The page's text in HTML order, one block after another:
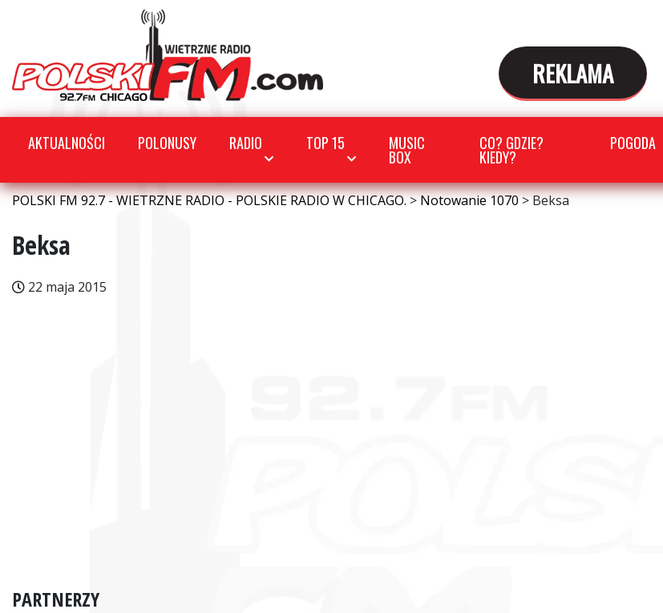
REKLAMA
AKTUALNOŚCI POLONUSY RADIO TOP 15 MUSIC
BOX
CO? GDZIE?
KIEDY?
POGODA
POLSKI FM 92.7 - WIETRZNE RADIO - POLSKIE RADIO W CHICAGO.>Notowanie 1070>Beksa
Beksa
22 maja 2015
PARTNERZY